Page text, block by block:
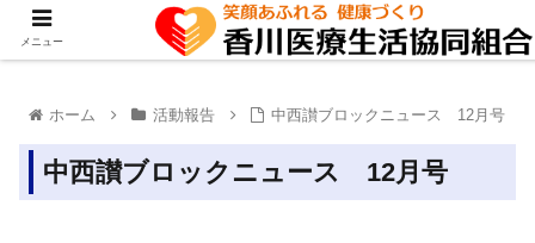
ホーム 活動報告 中西讃ブロックニュース 12月号
中西讃ブロックニュース 12月号
メニュー